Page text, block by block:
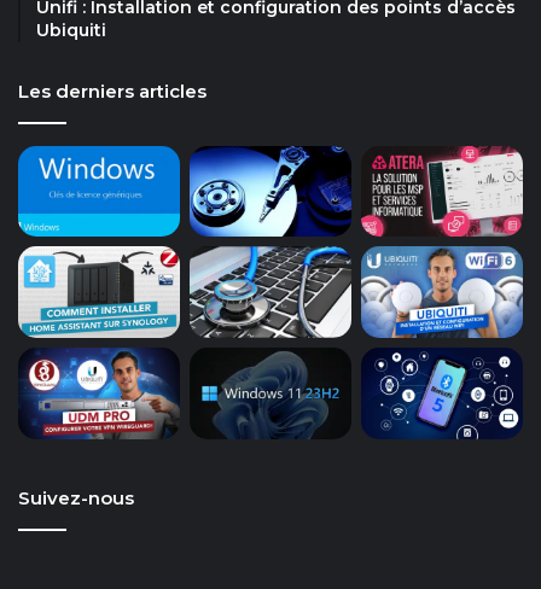
Unifi : Installation et configuration des points d’accès
Ubiquiti
Les derniers articles
Suivez-nous